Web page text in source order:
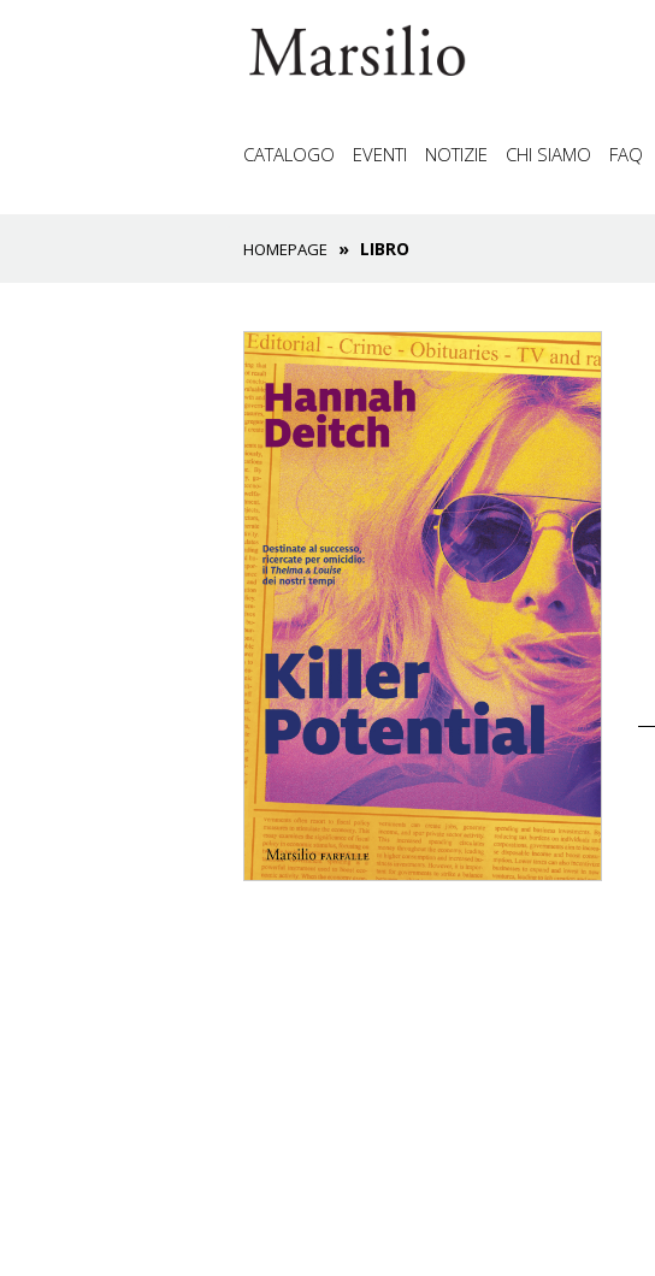
CATALOGO EVENTI NOTIZIE CHI SIAMO FAQ
HOMEPAGE LIBRO